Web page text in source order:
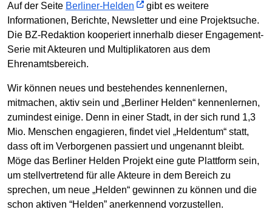
Auf der Seite Berliner-Helden
gibt es weitere
Informationen, Berichte, Newsletter und eine Projektsuche.
Die BZ-Redaktion kooperiert innerhalb dieser Engagement-
Serie mit Akteuren und Multiplikatoren aus dem
Ehrenamtsbereich.
Wir können neues und bestehendes kennenlernen,
mitmachen, aktiv sein und „Berliner Helden“ kennenlernen,
zumindest einige. Denn in einer Stadt, in der sich rund 1,3
Mio. Menschen engagieren, findet viel „Heldentum“ statt,
dass oft im Verborgenen passiert und ungenannt bleibt.
Möge das Berliner Helden Projekt eine gute Plattform sein,
um stellvertretend für alle Akteure in dem Bereich zu
sprechen, um neue „Helden“ gewinnen zu können und die
schon aktiven “Helden” anerkennend vorzustellen.